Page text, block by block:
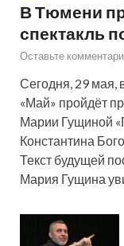
В Тюмени
спектакль
Оставьте
Сегодня, 29 мая,
«Май» пройдёт
Марии Гущиной
Константина
Текст будущей
Мария Гущина